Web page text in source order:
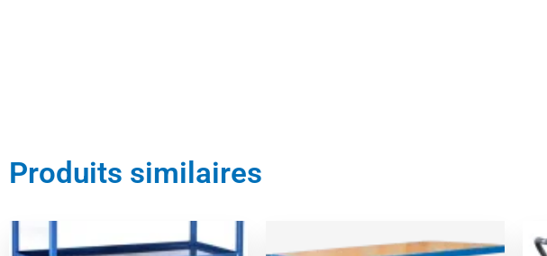
Produits similaires
prix
prix
prix
prix